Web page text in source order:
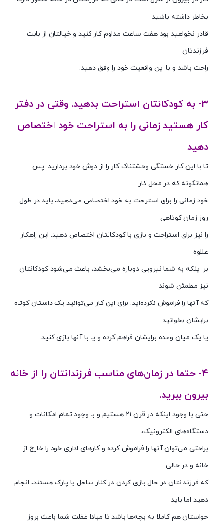
بخاطر داشته باشید
قادر نخواهید بود هفت ساعت مداوم کار کنید و خیالتان از بابت
فرزندتان
راحت باشد و با این واقعیت خود را وفق دهید.
۳- به کودکانتان استراحت بدهید. وقتی در دفتر
کار هستید زمانی را به استراحت خود اختصاص
دهید
تا با این کار خستگی وحشتناک کار را از دوش خود بردارید. پس
همانگونه که در محل کار
خود زمانی را برای استراحت به خود اختصاص می‌دهید، باید در طول
روز زمان کوتاهی
را نیز برای استراحت و بازی با کودکانتان اختصاص دهید. این راهکار
علاوه
بر اینکه به شما نیرویی دوباره می‌بخشد، باعث می‌شود کودکانتان
نیز مطمئن شوند
که آنها را فراموش نکرده‌اید. برای این کار می‌توانید یک داستان کوتاه
برایشان بخوانید
یا یک میان وعده برایشان فراهم کرده و یا با آنها بازی کنید.
۴- حتما در زمان‌های مناسب فرزندانتان را از خانه
بیرون ببرید.
حتی با وجود اینکه در قرن ۲۱ هستیم و با وجود تمام امکانات و
دستگاه‌های الکترونیک،
براحتی می‌توان آنها را فراموش کرده و کارهای اداری خود را خارج از
خانه و در حالی
که فرزندانتان در حال بازی کردن در کنار ساحل یا پارک هستند، انجام
دهید اما باید
حواستان هم کاملا به بچه‌ها باشد تا مبادا غفلت شما باعث بروز